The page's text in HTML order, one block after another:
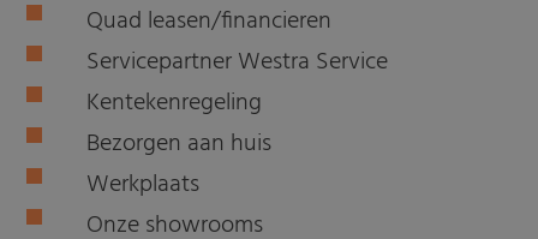
Quad leasen/financieren
Servicepartner Westra Service
Kentekenregeling
Bezorgen aan huis
Werkplaats
Onze showrooms